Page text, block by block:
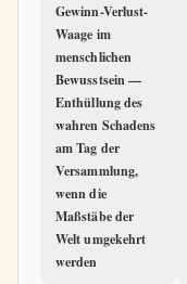
Gewinn-Verlust-
Waage im
menschlichen
Bewusstsein —
Enthüllung des
wahren Schadens
am Tag der
Versammlung,
wenn die
Maßstäbe der
Welt umgekehrt
werden